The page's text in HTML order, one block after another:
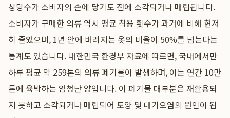
상당수가 소비자의 손에 닿기도 전에 소각되거나 매립됩니다.
소비자가 구매한 의류 역시 평균 착용 횟수가 과거에 비해 현저
히 줄었으며, 1년 안에 버려지는 옷의 비율이 50%를 넘는다는
통계도 있습니다. 대한민국 환경부 자료에 따르면, 국내에서만
하루 평균 약 259톤의 의류 폐기물이 발생하며, 이는 연간 10만
톤에 육박하는 엄청난 양입니다. 이 폐기물 대부분은 재활용되
지 못하고 소각되거나 매립되어 토양 및 대기오염의 원인이 됩